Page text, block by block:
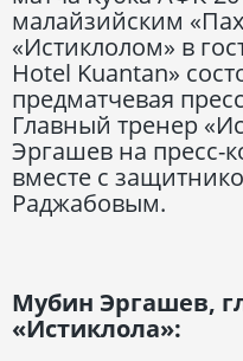
малайзийским
«Истиклолом» в
Hotel Kuantan»
предматчевая
Главный тренер
Эргашев на
вместе с
Раджабовым.
Мубин Эргашев,
«Истиклола»: